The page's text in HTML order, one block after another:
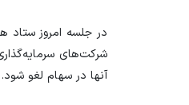
در جلسه امروز
شرکت‌های
آنها در سهام لغو شود.